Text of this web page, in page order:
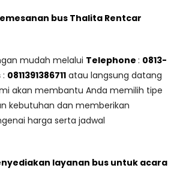
bus Thalita Rentcar
mudah melalui Telephone: 0813-
: 0811391386711 atau langsung datang
akan membantu Anda memilih tipe
kebutuhan dan memberikan
harga serta jadwal
layanan bus untuk acara